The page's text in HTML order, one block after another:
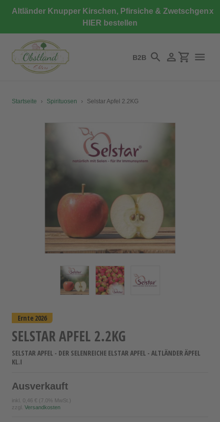
zumAltländer Knupper Kirschen, Pfirsiche & Zwetschgen
HIER bestellen
x
B2B SuchenEinloggen
Startseite › Spirituosen › Selstar Apfel 2.2KG
Ernte 2026
SELSTAR APFEL 2.2KG
SELSTAR APFEL - DER SELENREICHE ELSTAR APFEL - ALTLÄNDER ÄPFEL
KL.I
Ausverkauft
inkl. 0,46 € (7.0% MwSt.)
zzgl. Versandkosten